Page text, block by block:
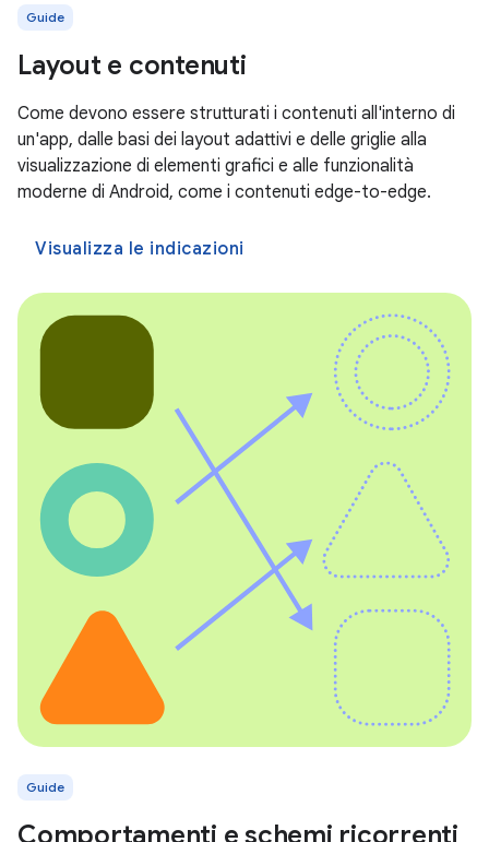
Guide
Layout e contenuti
Come devono essere strutturati i contenuti all'interno di
un'app, dalle basi dei layout adattivi e delle griglie alla
visualizzazione di elementi grafici e alle funzionalità
moderne di Android, come i contenuti edge-to-edge.
Visualizza le indicazioni
Guide
Comportamenti e schemi ricorrenti